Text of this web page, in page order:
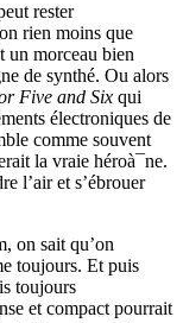
rester
rien moins que
un morceau bien
de synthé. Ou alors
Five and Six qui
électroniques de
comme souvent
la vraie héroà¯ne.
l’air et s’ébrouer
on sait qu’on
toujours. Et puis
toujours
et compact pourrait